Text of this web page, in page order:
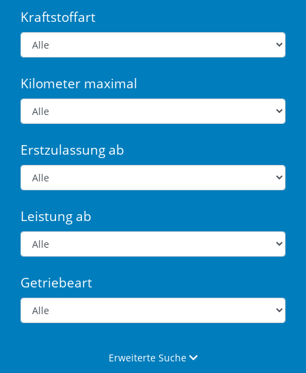
Kraftstoffart
Kilometer maximal
Erstzulassung ab
Leistung ab
Getriebeart
Erweiterte Suche